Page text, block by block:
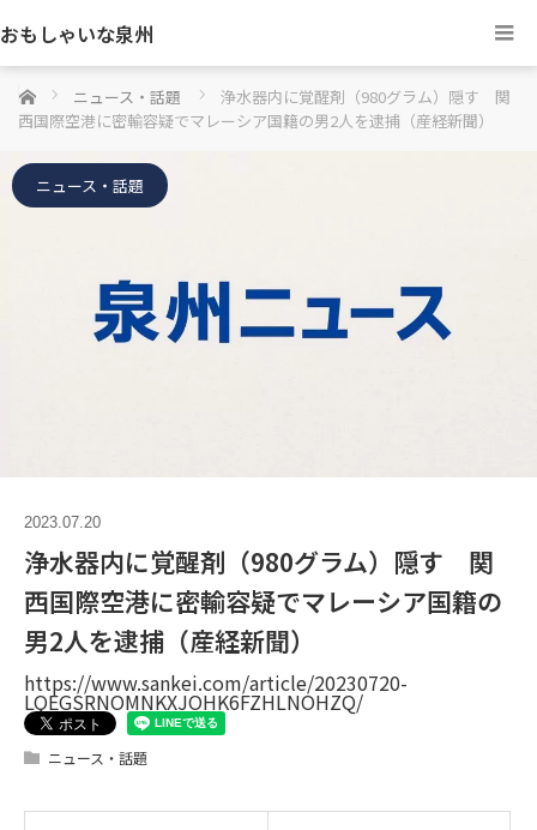
おもしゃいな泉州
ホーム ニュース・話題
浄水器内に覚醒剤（980グラム）隠す 関
西国際空港に密輸容疑でマレーシア国籍の男2人を逮捕（産経新聞）
ニュース・話題
2023.07.20
浄水器内に覚醒剤（980グラム）隠す 関
西国際空港に密輸容疑でマレーシア国籍の
男2人を逮捕（産経新聞）
https://www.sankei.com/article/20230720-
LQEGSRNOMNKXJOHK6FZHLNOHZQ/
ニュース・話題